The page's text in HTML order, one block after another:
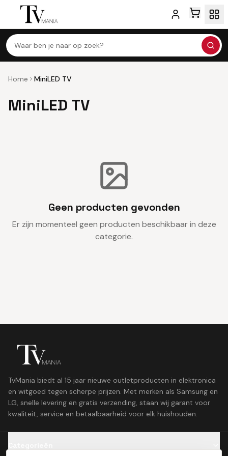
Waar ben je naar op zoek?
Home MiniLED TV
MiniLED TV
Geen producten gevonden
Er zijn momenteel geen producten beschikbaar in deze
categorie.
TvMania biedt al 15 jaar nieuwe outletproducten in elektronica
en witgoed tegen scherpe prijzen. Met merken als Samsung en
LG, snelle levering en gratis verzending, staan wij garant voor
kwaliteit, service en betaalbaarheid voor elk huishouden.